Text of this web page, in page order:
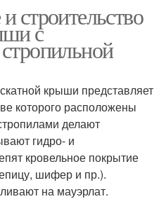
строительство
с
крыши представляет
которого расположены
делают
гидро- и
кровельное покрытие
шифер и пр.).
на мауэрлат.